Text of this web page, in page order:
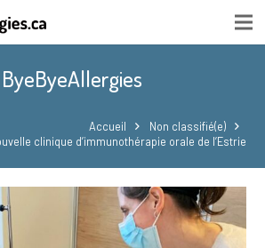
Accueil
Non classifié(e)
clinique d’immunothérapie orale de l’Estrie